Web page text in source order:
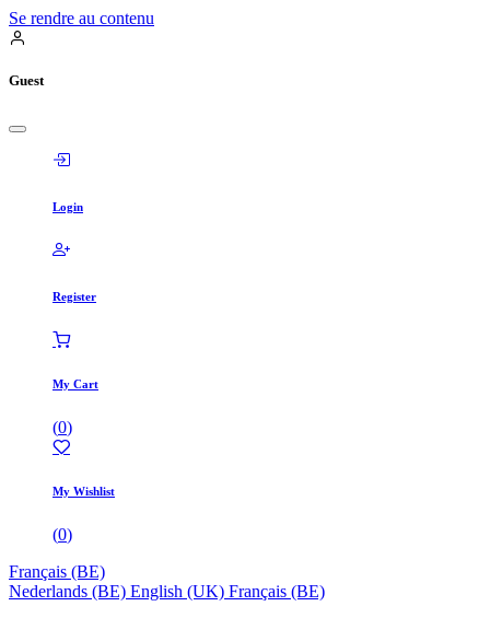
Se rendre au contenu
Guest
Login
Register
My Cart
(0)
My Wishlist
(0)
Français (BE)
Nederlands (BE) English (UK) Français (BE)